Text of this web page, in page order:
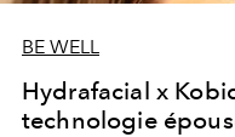
BE WELL
Hydrafacial x
technologie